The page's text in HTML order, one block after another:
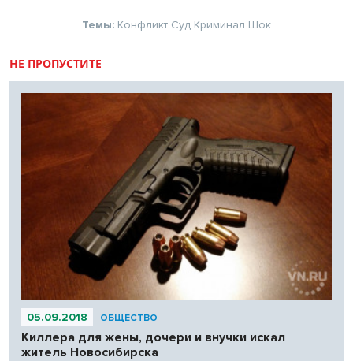
Темы: Конфликт Суд Криминал Шок
НЕ ПРОПУСТИТЕ
05.09.2018 ОБЩЕСТВО
Киллера для жены, дочери и внучки искал
житель Новосибирска